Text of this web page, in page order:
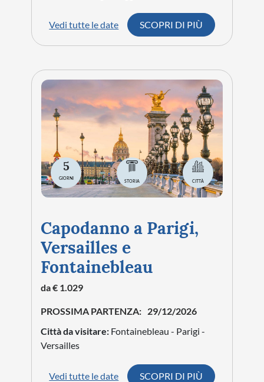
Vedi tutte le date SCOPRI DI PIÙ
5
GIORNI
STORIA CITTÀ
Capodanno a Parigi,
Versailles e
Fontainebleau
da € 1.029
PROSSIMA PARTENZA: 29/12/2026
Città da visitare: Fontainebleau - Parigi -
Versailles
Vedi tutte le date SCOPRI DI PIÙ